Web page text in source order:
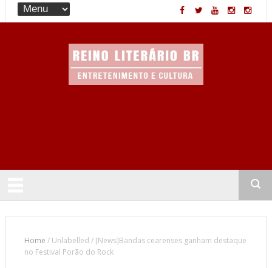
Home /Unlabelled / [News]Bandas cearenses ganham destaque
no Festival Porão do Rock